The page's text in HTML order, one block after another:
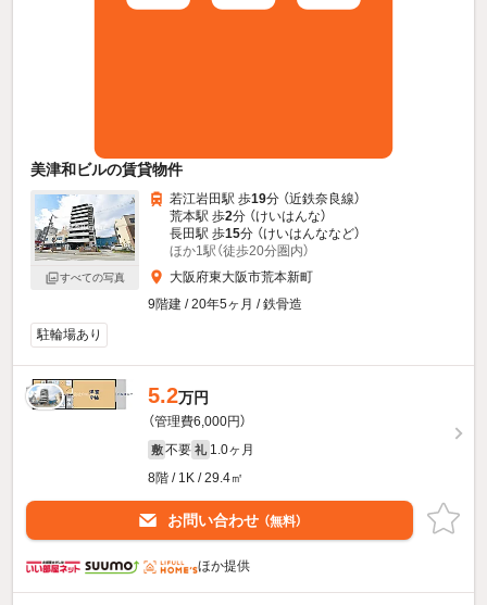
美津和ビルの賃貸物件
すべての写真
若江岩田駅 歩19分 （近鉄奈良線）
荒本駅 歩2分 （けいはんな）
長田駅 歩15分 （けいはんななど）
ほか1駅（徒歩20分圏内）
大阪府東大阪市荒本新町
9階建 / 20年5ヶ月 / 鉄骨造
駐輪場あり
5.2万円
（管理費6,000円）
敷 不要 礼 1.0ヶ月
8階 / 1K / 29.4㎡
お問い合わせ （無料）
ほか提供